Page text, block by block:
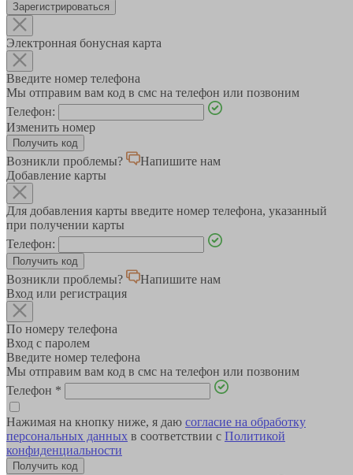
Зарегистрироваться
Электронная бонусная карта
Введите номер телефона
Мы отправим вам код в смс на телефон или позвоним
Телефон:
Изменить номер
Возникли проблемы?
Напишите нам
Добавление карты
Для добавления карты введите номер телефона, указанный
при получении карты
Телефон:
Возникли проблемы?
Напишите нам
Вход или регистрация
По номеру телефона
Вход с паролем
Введите номер телефона
Мы отправим вам код в смс на телефон или позвоним
Телефон *
Нажимая на кнопку ниже, я даю согласие на обработку
персональных данных в соответствии с Политикой
конфиденциальности